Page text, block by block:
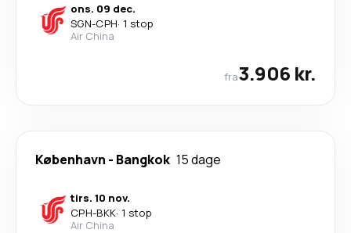
ons. 09 dec.
SGN-CPH· 1 stop
Air China
fra3.906 kr.
København - Bangkok 15 dage
tirs. 10 nov.
CPH-BKK· 1 stop
Air China